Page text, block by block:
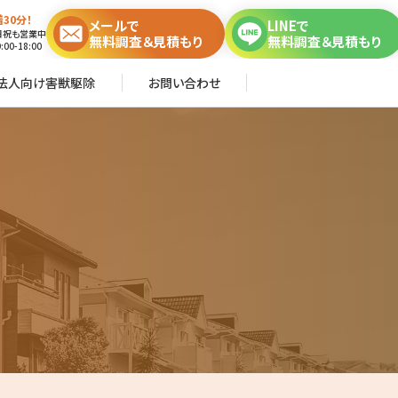
分！
も営業中
18:00
メールで
無料調査＆見積もり
LINEで
無料調査＆見積もり
人向け害獣駆除 お問い合わせ